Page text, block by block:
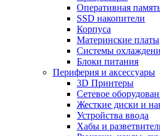
Оперативная
SSD накопители
Корпуса
Материнские платы
Системы
Блоки питания
Периферия и аксессуары
3D Принтеры
Сетевое
Жесткие диски и
Устройства ввода
Хабы и